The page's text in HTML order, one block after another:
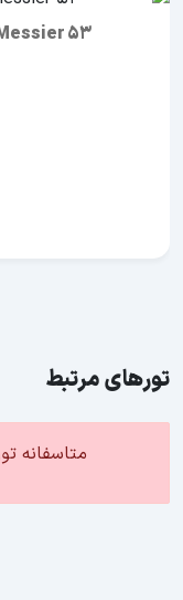
53
تورهای مرتبط
متاسفانه